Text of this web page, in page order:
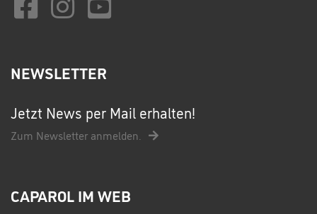
NEWSLETTER
Jetzt News per Mail erhalten!
Zum Newsletter anmelden.
CAPAROL IM WEB